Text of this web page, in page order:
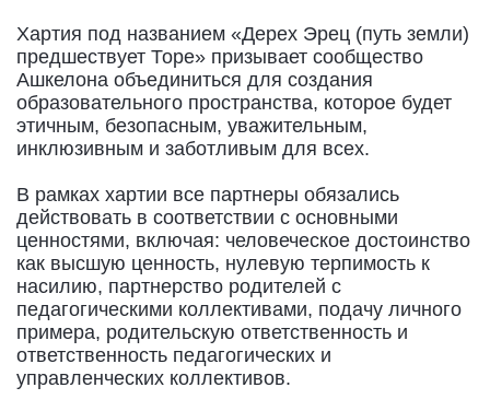
Хартия под названием «Дерех Эрец (путь земли)
предшествует Торе» призывает сообщество
Ашкелона объединиться для создания
образовательного пространства, которое будет
этичным, безопасным, уважительным,
инклюзивным и заботливым для всех.
В рамках хартии все партнеры обязались
действовать в соответствии с основными
ценностями, включая: человеческое достоинство
как высшую ценность, нулевую терпимость к
насилию, партнерство родителей с
педагогическими коллективами, подачу личного
примера, родительскую ответственность и
ответственность педагогических и
управленческих коллективов.